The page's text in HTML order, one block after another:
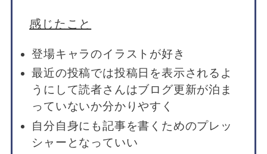
感じたこと
登場キャラのイラストが好き
最近の投稿では投稿日を表示されるよ
うにして読者さんはブログ更新が泊ま
っていないか分かりやすく
自分自身にも記事を書くためのプレッ
シャーとなっていい